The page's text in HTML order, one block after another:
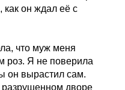
он ждал её с
что муж меня
роз. Я не поверила
он вырастил сам.
дворе